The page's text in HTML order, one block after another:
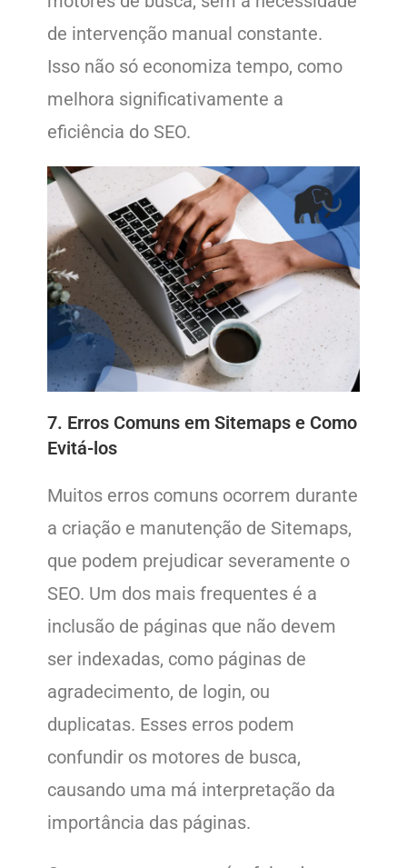
de intervenção manual constante.
Isso não só economiza tempo, como
melhora significativamente a
eficiência do SEO.
7. Erros Comuns em Sitemaps e Como
Evitá-los
Muitos erros comuns ocorrem durante
a criação e manutenção de Sitemaps,
que podem prejudicar severamente o
SEO. Um dos mais frequentes é a
inclusão de páginas que não devem
ser indexadas, como páginas de
agradecimento, de login, ou
duplicatas. Esses erros podem
confundir os motores de busca,
causando uma má interpretação da
importância das páginas.